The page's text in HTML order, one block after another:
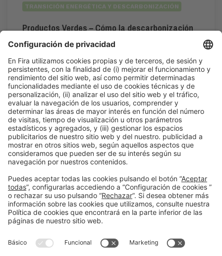
TRANSICIÓN ENERGÉTICA Y DESCARBONIZACIÓN
Productos Verdes – Cómo la descarbonización
puede crear oportunidades de negocio
Jue 4 15:30h - 16:00h
Smart Chemistry
Acceso público
Leer más